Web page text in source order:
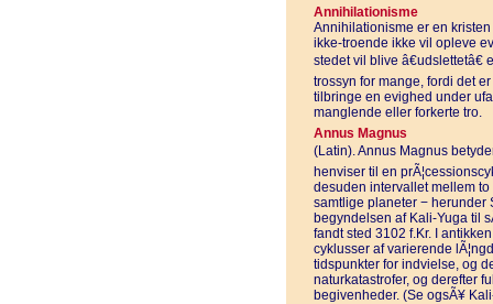
Annihilationisme
Annihilationisme er en
ikke-troende ikke vil opleve
stedet vil blive
trossyn for mange, fordi det
tilbringe en evighed under
manglende eller forkerte tro.
Annus Magnus
(Latin). Annus Magnus
henviser til en
desuden intervallet mellem
samtlige planeter − herunder
begyndelsen af Kali-Yuga til
fandt sted 3102 f.Kr. I
cyklusser af varierende
tidspunkter for indvielse, og
naturkatastrofer, og derefter
begivenheder. (Se ogsÃ¥